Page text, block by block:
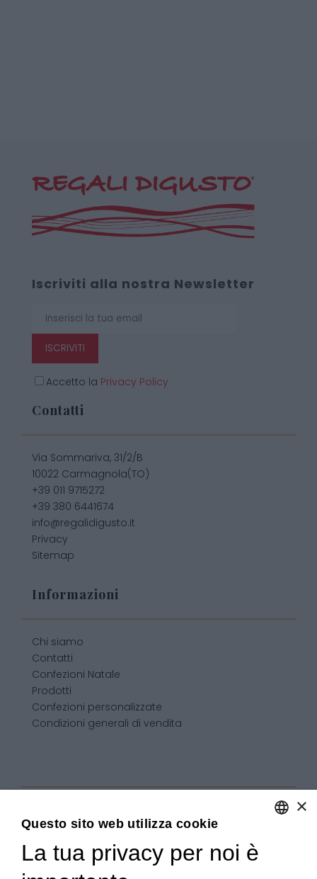
Iscriviti alla nostra Newsletter
ISCRIVITI
Accetto la Privacy Policy
Contatti
Via Sommariva, 31/2/B
10022 Carmagnola(TO)
+39 011 9715272
+39 380 6441674
info@regalidigusto.it
Privacy
Sitemap
Informazioni
Chi siamo
Contatti
Confezioni Natale
Prodotti
Confezioni personalizzate
Condizioni generali di vendita
×
Questo sito web utilizza cookie
La tua privacy per noi è